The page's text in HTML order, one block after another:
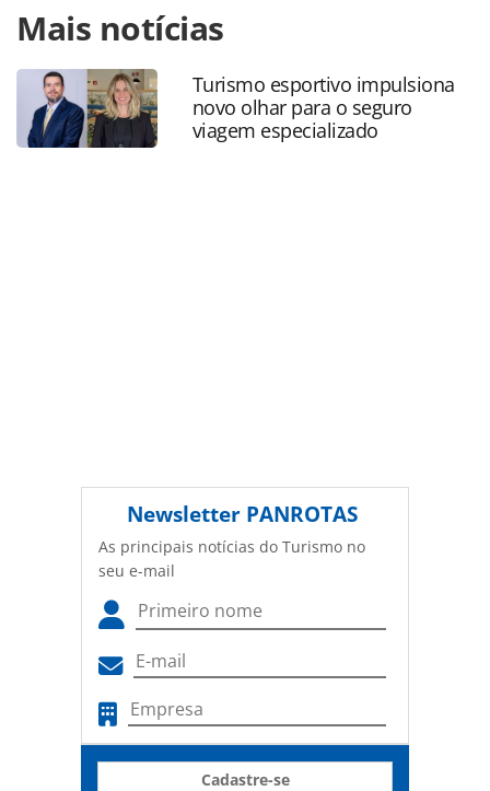
https://www.panrotas.com.br/mercado/cruzeiros/2025/
lanca-cruzeiro-focado-em-ritmos-musicais-com-itinerarios-
por-grecia-e-turquia_215326.html ou as ferramentas
oferecidas na página. Todo o conteúdo produzido pela
PANROTAS Editora é protegido pela legislação brasileira
sobre direito autoral. Não reproduza o conteúdo sem
Mais notícias
Turismo esportivo impulsiona
novo olhar para o seguro
viagem especializado
Newsletter PANROTAS
As principais notícias do Turismo no
seu e-mail
Cadastre-se